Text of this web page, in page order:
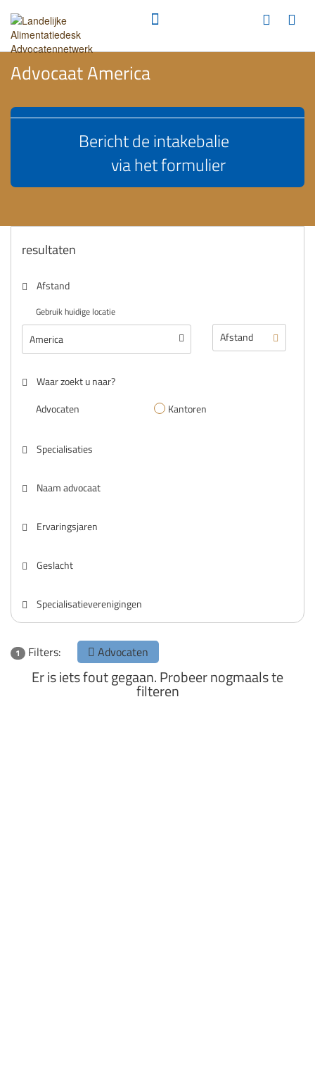
Advocaat America
Bericht de intakebalie
via het formulier
resultaten
Afstand
Gebruik huidige locatie
Waar zoekt u naar?
Advocaten
Kantoren
Specialisaties
Naam advocaat
Ervaringsjaren
Geslacht
Specialisatieverenigingen
1 Filters: Advocaten
Er is iets fout gegaan. Probeer nogmaals te
filteren